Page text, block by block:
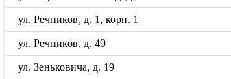
ул. Речников, д. 1, корп. 1
ул. Речников, д. 49
ул. Зеньковича, д. 19